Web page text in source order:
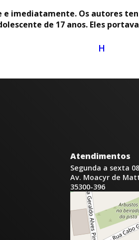
imediatamente. Os autores
de 17 anos. Eles
H
Atendimentos
Segunda a sexta
Av. Moacyr de
35300-396